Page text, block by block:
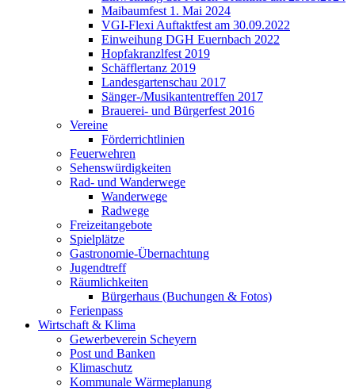
Maibaumfest 1. Mai 2024
VGI-Flexi Auftaktfest am 30.09.2022
Einweihung DGH Euernbach 2022
Hopfakranzlfest 2019
Schäfflertanz 2019
Landesgartenschau 2017
Sänger-/Musikantentreffen 2017
Brauerei- und Bürgerfest 2016
Vereine
Förderrichtlinien
Feuerwehren
Sehenswürdigkeiten
Rad- und Wanderwege
Wanderwege
Radwege
Freizeitangebote
Spielplätze
Gastronomie-Übernachtung
Jugendtreff
Räumlichkeiten
Bürgerhaus (Buchungen & Fotos)
Ferienpass
Wirtschaft & Klima
Gewerbeverein Scheyern
Post und Banken
Klimaschutz
Kommunale Wärmeplanung